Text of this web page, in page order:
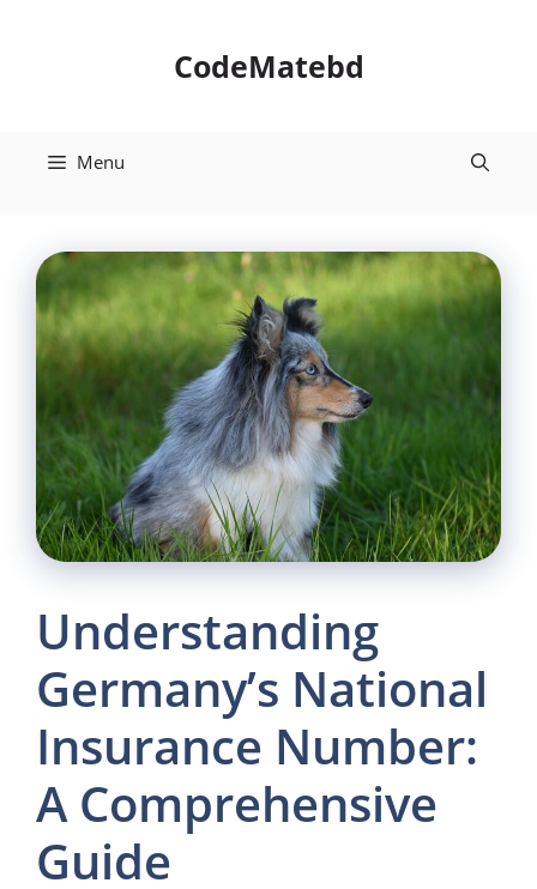
CodeMatebd
Menu
Understanding
Germany’s National
Insurance Number:
A Comprehensive
Guide